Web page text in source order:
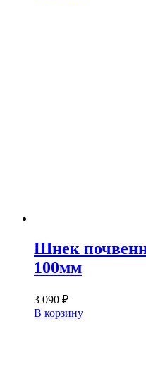
Шнек
100мм
3 090 ₽
В корзину